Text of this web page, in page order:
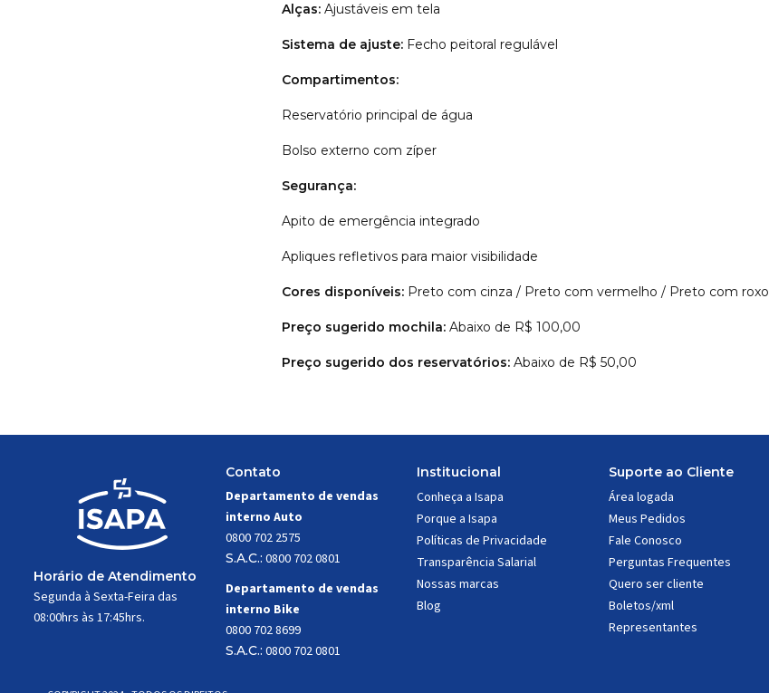
Alças: Ajustáveis em tela
Sistema de ajuste: Fecho peitoral regulável
Compartimentos:
Reservatório principal de água
Bolso externo com zíper
Segurança:
Apito de emergência integrado
Apliques refletivos para maior visibilidade
Cores disponíveis: Preto com cinza / Preto com vermelho / Preto com roxo
Preço sugerido mochila: Abaixo de R$ 100,00
Preço sugerido dos reservatórios: Abaixo de R$ 50,00
Horário de Atendimento
Segunda à Sexta-Feira das
08:00hrs às 17:45hrs.
Contato
Departamento de vendas
interno Auto
0800 702 2575
S.A.C.: 0800 702 0801
Departamento de vendas
interno Bike
0800 702 8699
S.A.C.: 0800 702 0801
Institucional
Conheça a Isapa
Porque a Isapa
Políticas de Privacidade
Transparência Salarial
Nossas marcas
Blog
Suporte ao Cliente
Área logada
Meus Pedidos
Fale Conosco
Perguntas Frequentes
Quero ser cliente
Boletos/xml
Representantes